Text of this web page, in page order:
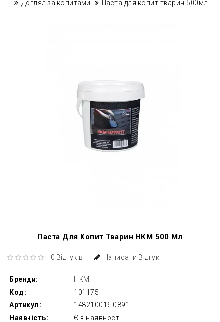
Догляд за копитами
Паста для копит тварин 500мл
Паста Для Копит Тварин НКМ 500 Мл
0 Відгуків Написати Відгук
Бренди:
HKM
Код:
101175
Артикул:
148210016.0891
Наявність:
Є в наявності